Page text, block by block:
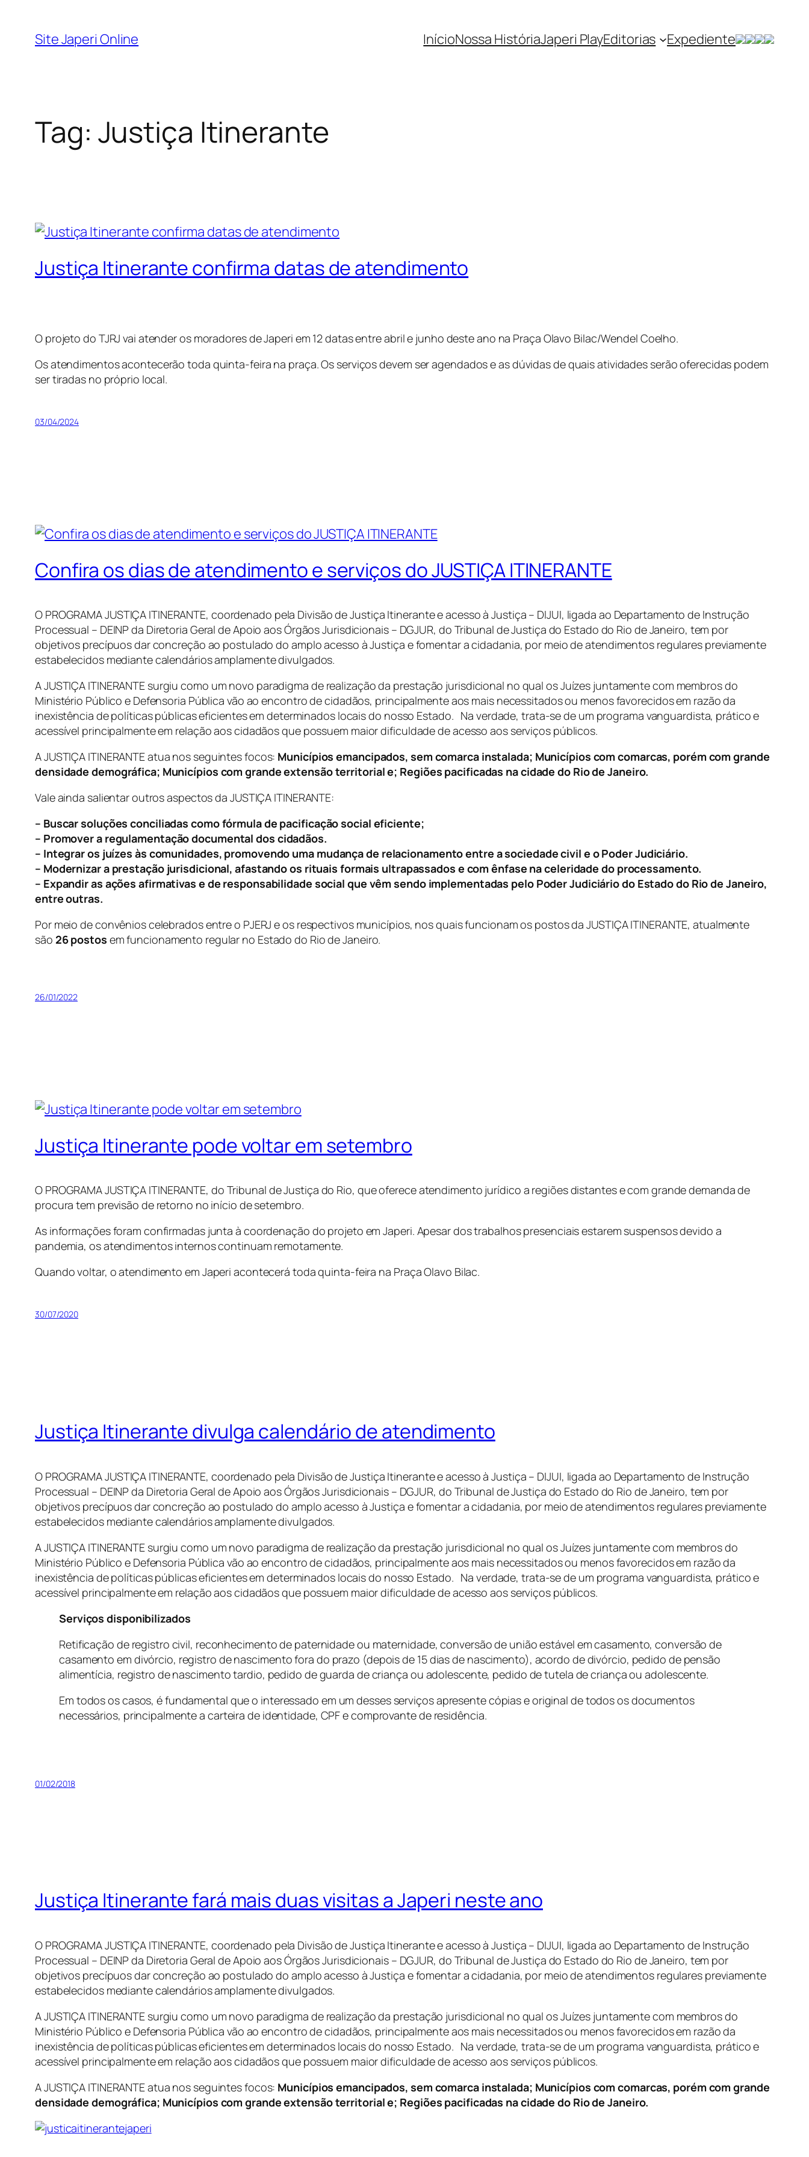
Site Japeri Online InícioNossa HistóriaJaperi PlayEditorias Expediente
Tag: Justiça Itinerante
Justiça Itinerante confirma datas de atendimento
O projeto do TJRJ vai atender os moradores de Japeri em 12 datas entre abril e junho deste ano na Praça Olavo Bilac/Wendel Coelho.
Os atendimentos acontecerão toda quinta-feira na praça. Os serviços devem ser agendados e as dúvidas de quais atividades serão oferecidas podem
ser tiradas no próprio local.
03/04/2024
Confira os dias de atendimento e serviços do JUSTIÇA ITINERANTE
O PROGRAMA JUSTIÇA ITINERANTE, coordenado pela Divisão de Justiça Itinerante e acesso à Justiça – DIJUI, ligada ao Departamento de Instrução
Processual – DEINP da Diretoria Geral de Apoio aos Órgãos Jurisdicionais – DGJUR, do Tribunal de Justiça do Estado do Rio de Janeiro, tem por
objetivos precípuos dar concreção ao postulado do amplo acesso à Justiça e fomentar a cidadania, por meio de atendimentos regulares previamente
estabelecidos mediante calendários amplamente divulgados.
A JUSTIÇA ITINERANTE surgiu como um novo paradigma de realização da prestação jurisdicional no qual os Juízes juntamente com membros do
Ministério Público e Defensoria Pública vão ao encontro de cidadãos, principalmente aos mais necessitados ou menos favorecidos em razão da
inexistência de políticas públicas eficientes em determinados locais do nosso Estado. Na verdade, trata-se de um programa vanguardista, prático e
acessível principalmente em relação aos cidadãos que possuem maior dificuldade de acesso aos serviços públicos.
A JUSTIÇA ITINERANTE atua nos seguintes focos: Municípios emancipados, sem comarca instalada; Municípios com comarcas, porém com grande
densidade demográfica; Municípios com grande extensão territorial e; Regiões pacificadas na cidade do Rio de Janeiro.
Vale ainda salientar outros aspectos da JUSTIÇA ITINERANTE:
– Buscar soluções conciliadas como fórmula de pacificação social eficiente;
– Promover a regulamentação documental dos cidadãos.
– Integrar os juízes às comunidades, promovendo uma mudança de relacionamento entre a sociedade civil e o Poder Judiciário.
– Modernizar a prestação jurisdicional, afastando os rituais formais ultrapassados e com ênfase na celeridade do processamento.
– Expandir as ações afirmativas e de responsabilidade social que vêm sendo implementadas pelo Poder Judiciário do Estado do Rio de Janeiro,
entre outras.
Por meio de convênios celebrados entre o PJERJ e os respectivos municípios, nos quais funcionam os postos da JUSTIÇA ITINERANTE, atualmente
são 26 postos em funcionamento regular no Estado do Rio de Janeiro.
26/01/2022
Justiça Itinerante pode voltar em setembro
O PROGRAMA JUSTIÇA ITINERANTE, do Tribunal de Justiça do Rio, que oferece atendimento jurídico a regiões distantes e com grande demanda de
procura tem previsão de retorno no início de setembro.
As informações foram confirmadas junta à coordenação do projeto em Japeri. Apesar dos trabalhos presenciais estarem suspensos devido a
pandemia, os atendimentos internos continuam remotamente.
Quando voltar, o atendimento em Japeri acontecerá toda quinta-feira na Praça Olavo Bilac.
30/07/2020
Justiça Itinerante divulga calendário de atendimento
O PROGRAMA JUSTIÇA ITINERANTE, coordenado pela Divisão de Justiça Itinerante e acesso à Justiça – DIJUI, ligada ao Departamento de Instrução
Processual – DEINP da Diretoria Geral de Apoio aos Órgãos Jurisdicionais – DGJUR, do Tribunal de Justiça do Estado do Rio de Janeiro, tem por
objetivos precípuos dar concreção ao postulado do amplo acesso à Justiça e fomentar a cidadania, por meio de atendimentos regulares previamente
estabelecidos mediante calendários amplamente divulgados.
A JUSTIÇA ITINERANTE surgiu como um novo paradigma de realização da prestação jurisdicional no qual os Juízes juntamente com membros do
Ministério Público e Defensoria Pública vão ao encontro de cidadãos, principalmente aos mais necessitados ou menos favorecidos em razão da
inexistência de políticas públicas eficientes em determinados locais do nosso Estado. Na verdade, trata-se de um programa vanguardista, prático e
acessível principalmente em relação aos cidadãos que possuem maior dificuldade de acesso aos serviços públicos.
Serviços disponibilizados
Retificação de registro civil, reconhecimento de paternidade ou maternidade, conversão de união estável em casamento, conversão de
casamento em divórcio, registro de nascimento fora do prazo (depois de 15 dias de nascimento), acordo de divórcio, pedido de pensão
alimentícia, registro de nascimento tardio, pedido de guarda de criança ou adolescente, pedido de tutela de criança ou adolescente.
Em todos os casos, é fundamental que o interessado em um desses serviços apresente cópias e original de todos os documentos
necessários, principalmente a carteira de identidade, CPF e comprovante de residência.
01/02/2018
Justiça Itinerante fará mais duas visitas a Japeri neste ano
O PROGRAMA JUSTIÇA ITINERANTE, coordenado pela Divisão de Justiça Itinerante e acesso à Justiça – DIJUI, ligada ao Departamento de Instrução
Processual – DEINP da Diretoria Geral de Apoio aos Órgãos Jurisdicionais – DGJUR, do Tribunal de Justiça do Estado do Rio de Janeiro, tem por
objetivos precípuos dar concreção ao postulado do amplo acesso à Justiça e fomentar a cidadania, por meio de atendimentos regulares previamente
estabelecidos mediante calendários amplamente divulgados.
A JUSTIÇA ITINERANTE surgiu como um novo paradigma de realização da prestação jurisdicional no qual os Juízes juntamente com membros do
Ministério Público e Defensoria Pública vão ao encontro de cidadãos, principalmente aos mais necessitados ou menos favorecidos em razão da
inexistência de políticas públicas eficientes em determinados locais do nosso Estado. Na verdade, trata-se de um programa vanguardista, prático e
acessível principalmente em relação aos cidadãos que possuem maior dificuldade de acesso aos serviços públicos.
A JUSTIÇA ITINERANTE atua nos seguintes focos: Municípios emancipados, sem comarca instalada; Municípios com comarcas, porém com grande
densidade demográfica; Municípios com grande extensão territorial e; Regiões pacificadas na cidade do Rio de Janeiro.